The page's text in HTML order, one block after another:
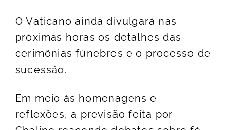
O Vaticano ainda divulgará nas
próximas horas os detalhes das
cerimônias fúnebres e o processo de
sucessão.
Em meio às homenagens e
reflexões, a previsão feita por